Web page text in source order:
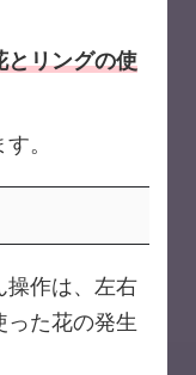
とリングの使
。
操作は、左右
た花の発生